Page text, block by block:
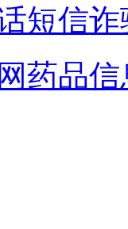
短信
药品